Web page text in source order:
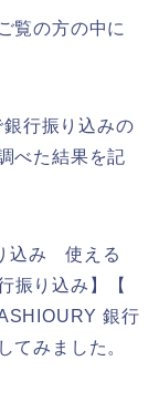
覧の方の中に
行振り込みの
べた結果を記
込み 使える
振り込み】【
銀行
みました。